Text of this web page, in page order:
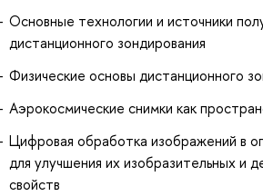
Основные технологии и источники
дистанционного зондирования
Физические основы дистанционного
Аэрокосмические снимки как
Цифровая обработка изображений в
для улучшения их изобразительных и
свойств